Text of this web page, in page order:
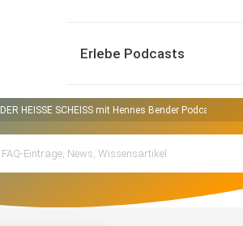
Erlebe Podcasts
DER HEISSE SCHEISS mit Hennes Bender Podcast